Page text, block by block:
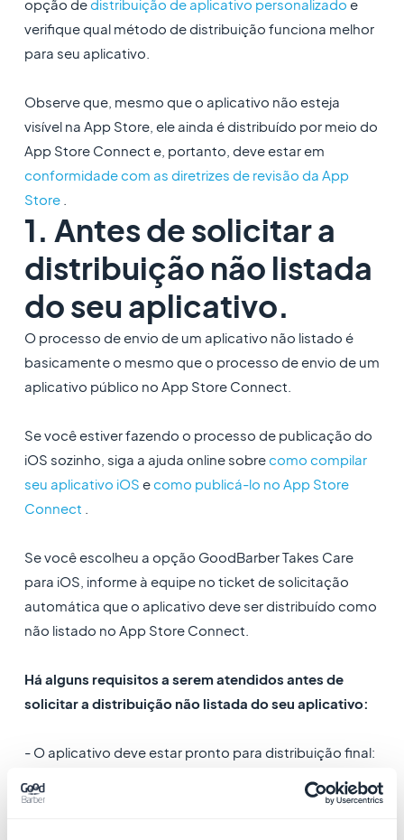
opção dedistribuição de aplicativo personalizado e
verifique qual método de distribuição funciona melhor
para seu aplicativo.
Observe que, mesmo que o aplicativo não esteja
visível na App Store, ele ainda é distribuído por meio do
App Store Connect e, portanto, deve estar em
conformidade com as diretrizes de revisão da App
Store.
1. Antes de solicitar a
distribuição não listada
do seu aplicativo.
O processo de envio de um aplicativo não listado é
basicamente o mesmo que o processo de envio de um
aplicativo público no App Store Connect.
Se você estiver fazendo o processo de publicação do
iOS sozinho, siga a ajuda online sobrecomo compilar
seu aplicativo iOS ecomo publicá-lo no App Store
Connect
Se você escolheu a opção GoodBarber Takes Care
para iOS, informe à equipe no ticket de solicitação
automática que o aplicativo deve ser distribuído como
não listado no App Store Connect.
Há alguns requisitos a serem atendidos antes de
solicitar a distribuição não listada do seu aplicativo:
- O aplicativo deve estar pronto para distribuição final:
palavras-chave, capturas de tela…) devem ser